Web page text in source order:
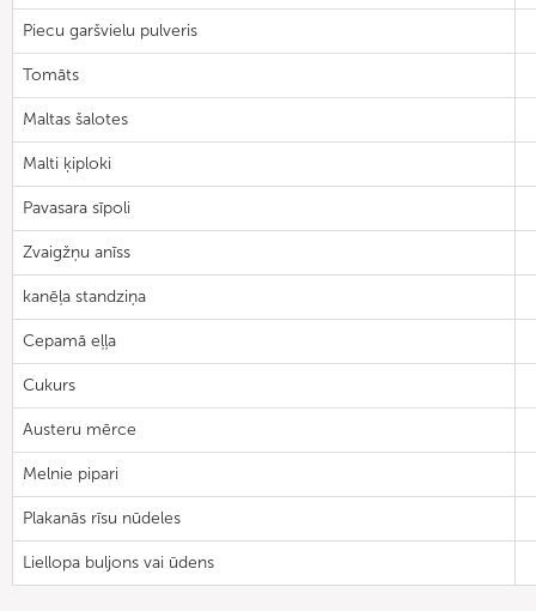
Piecu garšvielu pulveris
Tomāts
Maltas šalotes
Malti ķiploki
Pavasara sīpoli
Zvaigžņu anīss
kanēļa standziņa
Cepamā eļļa
Cukurs
Austeru mērce
Melnie pipari
Plakanās rīsu nūdeles
Liellopa buljons vai ūdens